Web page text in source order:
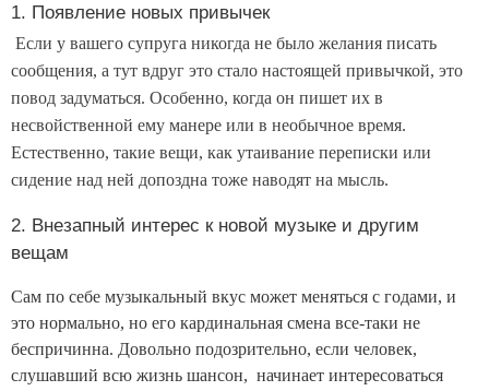
1. Появление новых привычек
Если у вашего супруга никогда не было желания писать
сообщения, а тут вдруг это стало настоящей привычкой, это
повод задуматься. Особенно, когда он пишет их в
несвойственной ему манере или в необычное время.
Естественно, такие вещи, как утаивание переписки или
сидение над ней допоздна тоже наводят на мысль.
2. Внезапный интерес к новой музыке и другим
вещам
Сам по себе музыкальный вкус может меняться с годами, и
это нормально, но его кардинальная смена все-таки не
беспричинна. Довольно подозрительно, если человек,
слушавший всю жизнь шансон, начинает интересоваться